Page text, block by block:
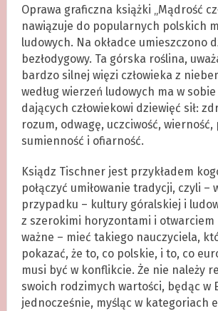
Oprawa graficzna książki „Mądrość
nawiązuje do popularnych polskich
ludowych. Na okładce umieszczono
bezłodygowy. Ta górska roślina,
bardzo silnej więzi człowieka z
według wierzeń ludowych ma w
dających człowiekowi dziewięć sił:
rozum, odwagę, uczciwość, wierność,
sumienność i ofiarność.
Ksiądz Tischner jest przykładem
połączyć umiłowanie tradycji, czyli –
przypadku – kultury góralskiej i
z szerokimi horyzontami i otwarciem
ważne – mieć takiego nauczyciela,
pokazać, że to, co polskie, i to, co
musi być w konflikcie. Że nie należy
swoich rodzimych wartości, będąc w
jednocześnie, myśląc w kategoriach